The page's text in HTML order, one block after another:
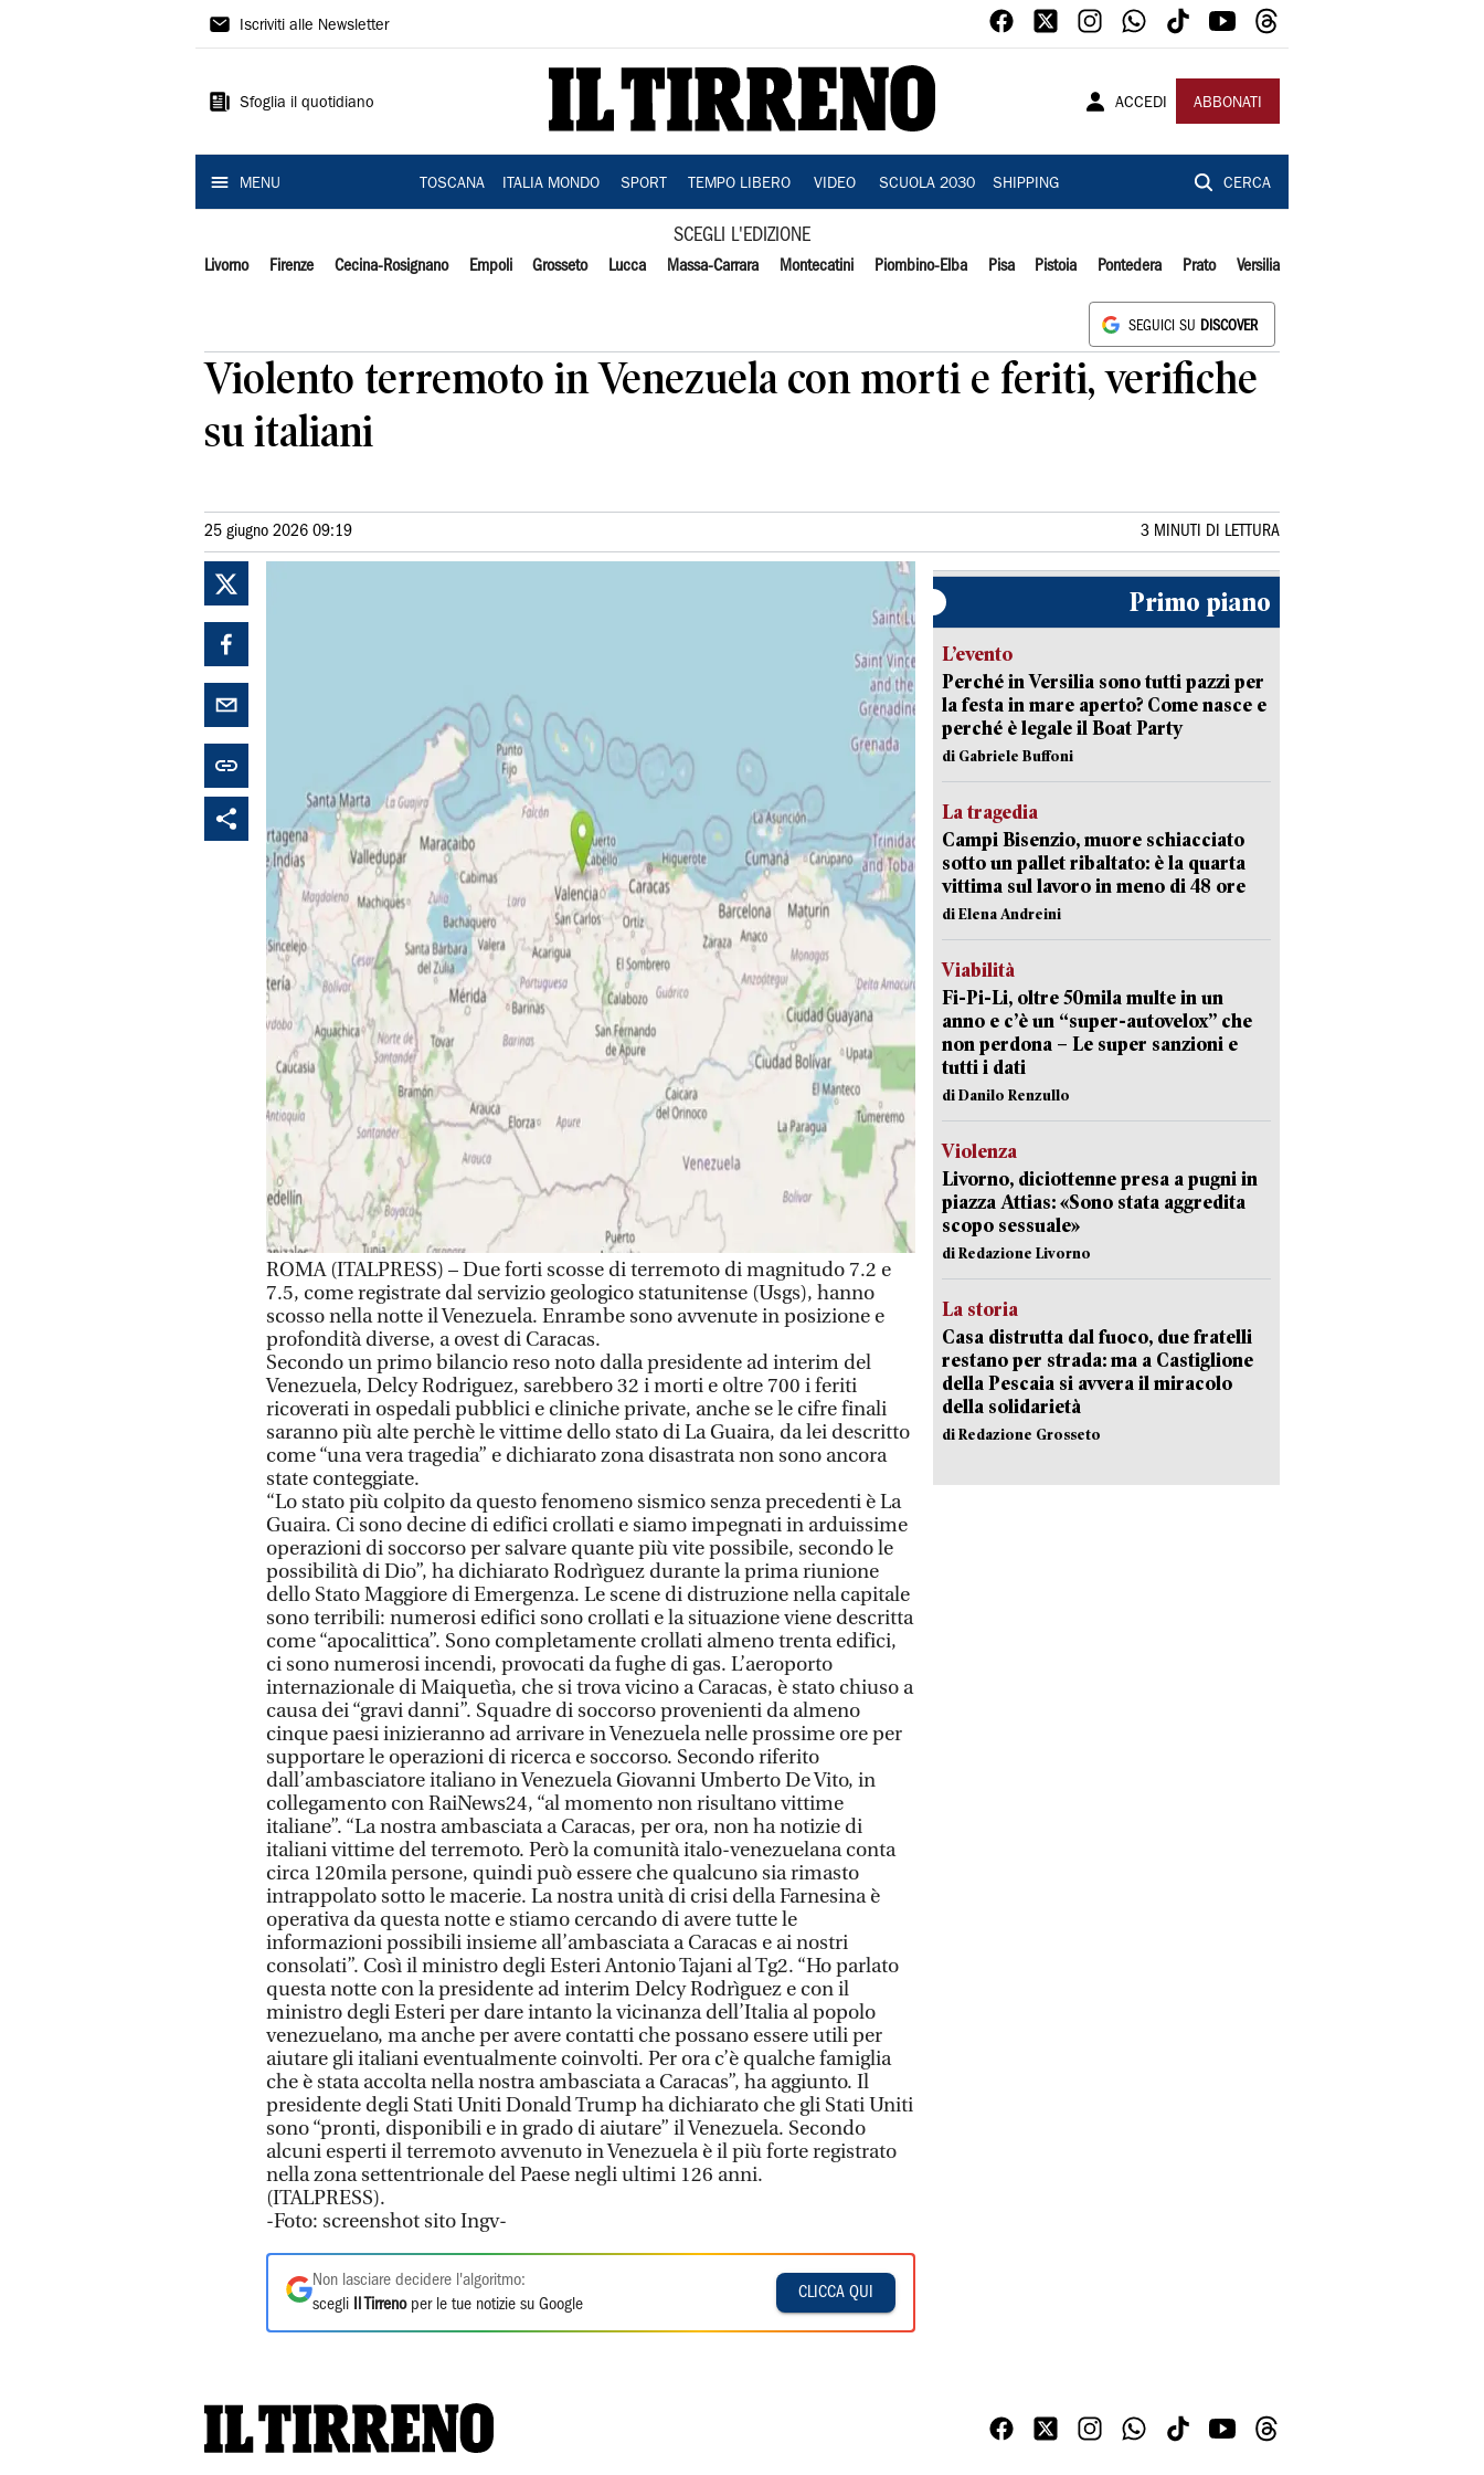
Il
Iscriviti alle Newsletter
Sfoglia il quotidiano ACCEDI ABBONATI
MENU TOSCANA ITALIA MONDO SPORT TEMPO LIBERO VIDEO SCUOLA 2030 SHIPPING CERCA
SCEGLI L'EDIZIONE
Livorno Firenze Cecina-Rosignano Empoli Grosseto Lucca Massa-Carrara Montecatini Piombino-Elba Pisa Pistoia Pontedera Prato Versilia
SEGUICI SU DISCOVER
Violento terremoto in Venezuela con morti e feriti, verifiche
su italiani
25 giugno 2026 09:19 3 MINUTI DI LETTURA
ROMA (ITALPRESS) – Due forti scosse di terremoto di magnitudo 7.2 e
7.5, come registrate dal servizio geologico statunitense (Usgs), hanno
scosso nella notte il Venezuela. Enrambe sono avvenute in posizione e
profondità diverse, a ovest di Caracas.
Secondo un primo bilancio reso noto dalla presidente ad interim del
Venezuela, Delcy Rodriguez, sarebbero 32 i morti e oltre 700 i feriti
ricoverati in ospedali pubblici e cliniche private, anche se le cifre finali
saranno più alte perchè le vittime dello stato di La Guaira, da lei descritto
come “una vera tragedia” e dichiarato zona disastrata non sono ancora
state conteggiate.
“Lo stato più colpito da questo fenomeno sismico senza precedenti è La
Guaira. Ci sono decine di edifici crollati e siamo impegnati in arduissime
operazioni di soccorso per salvare quante più vite possibile, secondo le
possibilità di Dio”, ha dichiarato Rodrìguez durante la prima riunione
dello Stato Maggiore di Emergenza. Le scene di distruzione nella capitale
sono terribili: numerosi edifici sono crollati e la situazione viene descritta
come “apocalittica”. Sono completamente crollati almeno trenta edifici,
ci sono numerosi incendi, provocati da fughe di gas. L’aeroporto
internazionale di Maiquetìa, che si trova vicino a Caracas, è stato chiuso a
causa dei “gravi danni”. Squadre di soccorso provenienti da almeno
cinque paesi inizieranno ad arrivare in Venezuela nelle prossime ore per
supportare le operazioni di ricerca e soccorso. Secondo riferito
dall’ambasciatore italiano in Venezuela Giovanni Umberto De Vito, in
collegamento con RaiNews24, “al momento non risultano vittime
italiane”. “La nostra ambasciata a Caracas, per ora, non ha notizie di
italiani vittime del terremoto. Però la comunità italo-venezuelana conta
circa 120mila persone, quindi può essere che qualcuno sia rimasto
intrappolato sotto le macerie. La nostra unità di crisi della Farnesina è
operativa da questa notte e stiamo cercando di avere tutte le
informazioni possibili insieme all’ambasciata a Caracas e ai nostri
consolati”. Così il ministro degli Esteri Antonio Tajani al Tg2. “Ho parlato
questa notte con la presidente ad interim Delcy Rodrìguez e con il
ministro degli Esteri per dare intanto la vicinanza dell’Italia al popolo
venezuelano, ma anche per avere contatti che possano essere utili per
aiutare gli italiani eventualmente coinvolti. Per ora c’è qualche famiglia
che è stata accolta nella nostra ambasciata a Caracas”, ha aggiunto. Il
presidente degli Stati Uniti Donald Trump ha dichiarato che gli Stati Uniti
sono “pronti, disponibili e in grado di aiutare” il Venezuela. Secondo
alcuni esperti il terremoto avvenuto in Venezuela è il più forte registrato
nella zona settentrionale del Paese negli ultimi 126 anni.
(ITALPRESS).
-Foto: screenshot sito Ingv-
Non lasciare decidere l'algoritmo:
scegli
Il Tirrenoper le tue notizie su Google
CLICCA QUI
Primo piano
L’evento
Perché in Versilia sono tutti pazzi per
la festa in mare aperto? Come nasce e
perché è legale il Boat Party
di Gabriele Buffoni
La tragedia
Campi Bisenzio, muore schiacciato
sotto un pallet ribaltato: è la quarta
vittima sul lavoro in meno di 48 ore
di Elena Andreini
Viabilità
Fi-Pi-Li, oltre 50mila multe in un
anno e c’è un “super-autovelox” che
non perdona – Le super sanzioni e
tutti i dati
di Danilo Renzullo
Violenza
Livorno, diciottenne presa a pugni in
piazza Attias: «Sono stata aggredita
scopo sessuale»
di Redazione Livorno
La storia
Casa distrutta dal fuoco, due fratelli
restano per strada: ma a Castiglione
della Pescaia si avvera il miracolo
della solidarietà
di Redazione Grosseto